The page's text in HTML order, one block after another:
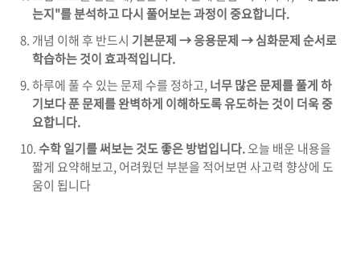
는지"를 분석하고 다시 풀어보는 과정이 중요합니다.
개념 이해 후 반드시 기본문제 → 응용문제 → 심화문제 순서로
학습하는 것이 효과적입니다.
하루에 풀 수 있는 문제 수를 정하고, 너무 많은 문제를 풀게 하
기보다 푼 문제를 완벽하게 이해하도록 유도하는 것이 더욱 중
요합니다.
수학 일기를 써보는 것도 좋은 방법입니다.오늘 배운 내용을
짧게 요약해보고, 어려웠던 부분을 적어보면 사고력 향상에 도
움이 됩니다